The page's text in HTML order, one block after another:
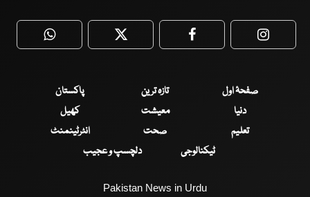
WhatsApp Twitter Facebook
صفحۂ اول تازہ ترین
پاکستان
دنیا
معیشت
کھیل
تعلیم
صحت
انٹرٹینمنٹ
ٹیکنالوجی
دلچسپ و عجیب
Pakistan News in Urdu